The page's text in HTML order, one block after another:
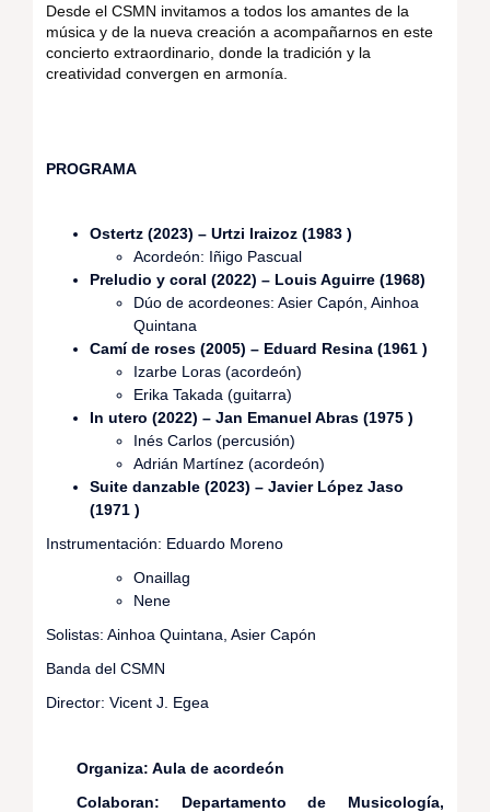
Desde el CSMN invitamos a todos los amantes de la
música y de la nueva creación a acompañarnos en este
concierto extraordinario, donde la tradición y la
creatividad convergen en armonía.
PROGRAMA
Ostertz (2023) – Urtzi Iraizoz (1983 )
Acordeón: Iñigo Pascual
Preludio y coral (2022) – Louis Aguirre (1968)
Dúo de acordeones: Asier Capón, Ainhoa
Quintana
Camí de roses (2005) – Eduard Resina (1961 )
Izarbe Loras (acordeón)
Erika Takada (guitarra)
In utero (2022) – Jan Emanuel Abras (1975 )
Inés Carlos (percusión)
Adrián Martínez (acordeón)
Suite danzable (2023) – Javier López Jaso
(1971 )
Instrumentación: Eduardo Moreno
Onaillag
Nene
Solistas: Ainhoa Quintana, Asier Capón
Banda del CSMN
Director: Vicent J. Egea
Organiza: Aula de acordeón
Colaboran: Departamento de Musicología,